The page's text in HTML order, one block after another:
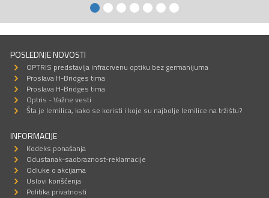
POSLEDNJE NOVOSTI
OPTRIS predstavlja infracrvenu optiku bez germanijuma
Proslava H-Bridges tima
Proslava H-Bridges tima
Optris - Važne vesti
Šta je lemilica, kako se koristi i koje su najbolje lemilice na tržištu?
INFORMACIJE
Kodeks ponašanja
Odustanak-saobraznost-reklamacije
Odluke o akcijama
Uslovi korišćenja
Politika privatnosti